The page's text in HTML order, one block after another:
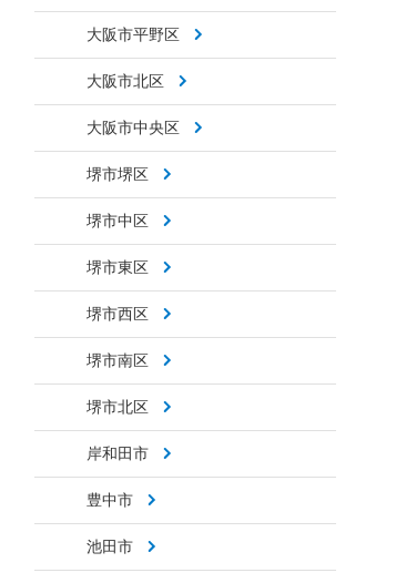
大阪市平野区
大阪市北区
大阪市中央区
堺市堺区
堺市中区
堺市東区
堺市西区
堺市南区
堺市北区
岸和田市
豊中市
池田市